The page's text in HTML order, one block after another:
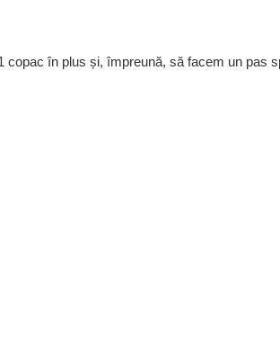
copac în plus și, împreună, să facem un pas